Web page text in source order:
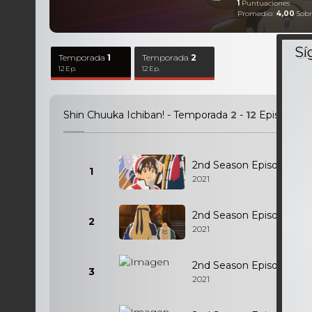
1 Puntuaciones
Promedio: 4,00
Temporada1
12 Ep.
Temporada2
12 Ep.
Shin Chuuka Ichiban! - Temporada 2 - 12 Episodios
1 2nd Season Episodio 1
2021
2 2nd Season Episodio 2
2021
3 2nd Season Episodio 3
2021